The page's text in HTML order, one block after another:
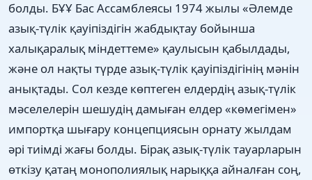
болды. БҰҰ Бас Ассамблеясы 1974 жылы «Әлемде
азық-түлік қауіпіздігін жабдықтау бойынша
халықаралық міндеттеме» қаулысын қабылдады,
және ол нақты түрде азық-түлік қауіпіздігінің мәнін
анықтады. Сол кезде көптеген елдердің азық-түлік
мәселелерін шешудің дамыған елдер «көмегімен»
импортқа шығару концепциясын орнату жылдам
әрі тиімді жағы болды. Бірақ азық-түлік тауарларын
өткізу қатаң монополиялық нарыққа айналған соң,